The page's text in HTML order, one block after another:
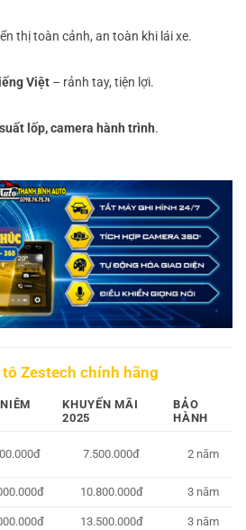
thị toàn cảnh, an toàn khi lái xe.
Việt– rảnh tay, tiện lợi.
lốp, camera hành trình.
Zestech chính hãng
KHUYẾN MÃI
2025
BẢO
HÀNH
7.500.000đ 2 năm
10.800.000đ 3 năm
13.500.000đ 3 năm